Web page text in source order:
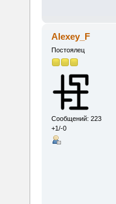
Alexey_F
Постоялец
Сообщений: 223
+1/-0